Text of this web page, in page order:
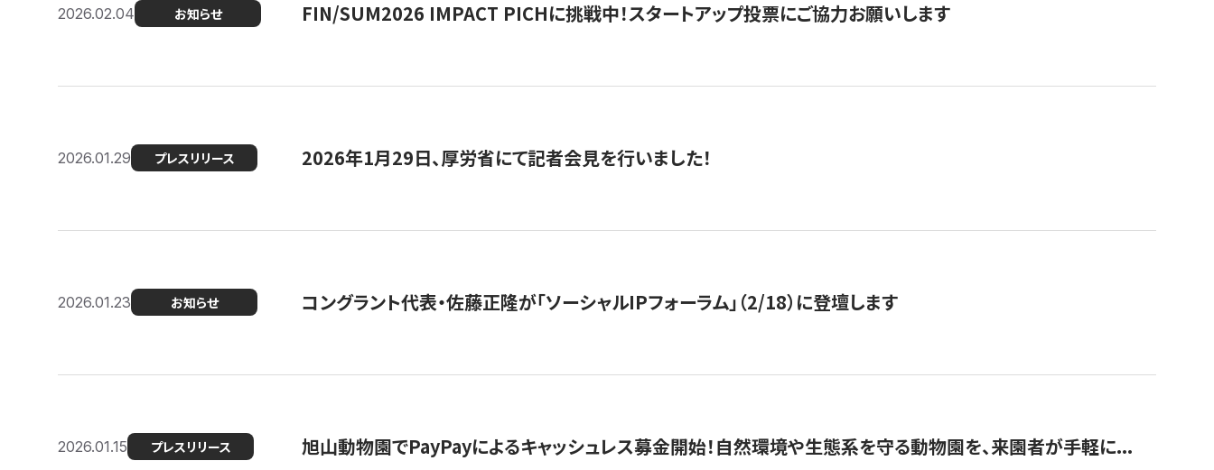
2026.02.04 お知らせ FIN/SUM2026 IMPACT PICHに挑戦中！スタートアップ投票にご協力お願いします
2026.01.29 プレスリリース 2026年1月29日、厚労省にて記者会見を行いました！
2026.01.23 お知らせ コングラント代表・佐藤正隆が「ソーシャルIPフォーラム」（2/18）に登壇します
2026.01.15 プレスリリース 旭山動物園でPayPayによるキャッシュレス募金開始！自然環境や生態系を守る動物園を、来園者が手軽に...